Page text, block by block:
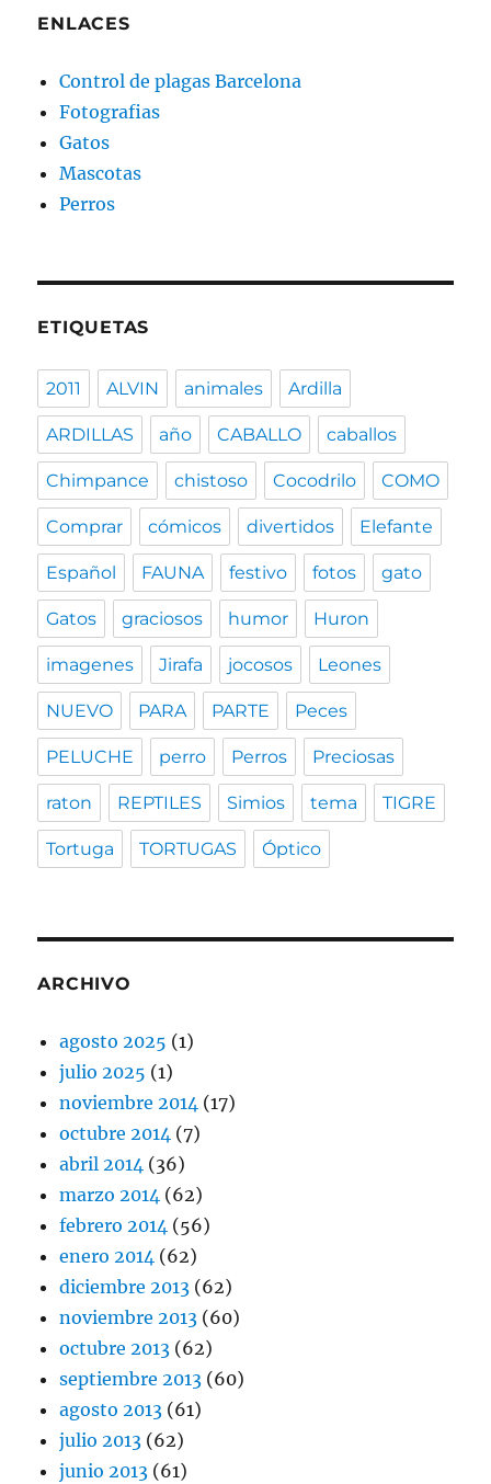
ENLACES
Control de plagas Barcelona
Fotografias
Gatos
Mascotas
Perros
ETIQUETAS
2011 ALVIN animales Ardilla
ARDILLAS año CABALLO caballos
Chimpance chistoso Cocodrilo COMO
Comprar cómicos divertidos Elefante
Español FAUNA festivo fotos gato
Gatos graciosos humor Huron
imagenes Jirafa jocosos Leones
NUEVO PARA PARTE Peces
PELUCHE perro Perros Preciosas
raton REPTILES Simios tema TIGRE
Tortuga TORTUGAS Óptico
ARCHIVO
agosto 2025 (1)
julio 2025 (1)
noviembre 2014 (17)
octubre 2014 (7)
abril 2014 (36)
marzo 2014 (62)
febrero 2014 (56)
enero 2014 (62)
diciembre 2013 (62)
noviembre 2013 (60)
octubre 2013 (62)
septiembre 2013 (60)
agosto 2013 (61)
julio 2013 (62)
junio 2013 (61)